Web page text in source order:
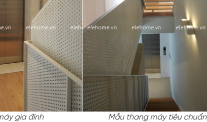
gia đình Mẫu thang máy tiêu chuẩn